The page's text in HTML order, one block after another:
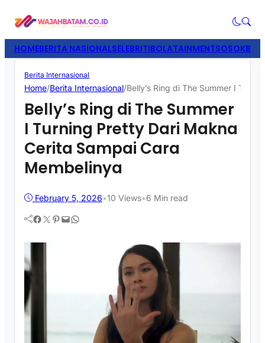
HOMEBERITA NASIONALSELEBRITIBOLATAINMENTSOSOK
Berita Internasional
Home/Berita Internasional/Belly’s Ring di The Summer I
Belly’s Ring di The Summer
I Turning Pretty Dari Makna
Cerita Sampai Cara
Membelinya
February 5, 2026•10 Views•6 Min read
Facebook Twitter Pinterest Mail WhatsApp